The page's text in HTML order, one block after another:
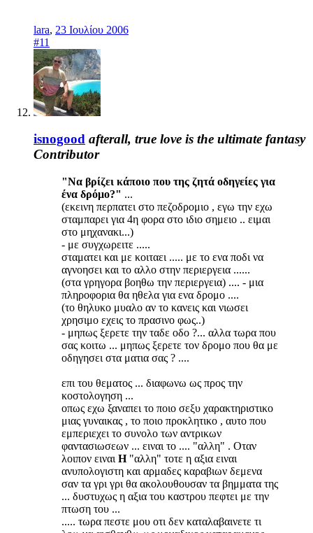
lara, 23 Ιουλίου 2006
#11
isnogood afterall, true love is the ultimate fantasy
Contributor
"Να βρίζει κάποιο που της ζητά οδηγείες για
ένα δρόμο?" ...
(εκεινη περπατει στο πεζοδρομιο , εγω την εχω
σταμπαρει για 4η φορα στο ιδιο σημειο .. ειμαι
στο μηχανακι...)
- με συγχωρειτε .....
σταματει και με κοιταει ..... με το ενα ποδι να
αγνοησει και το αλλο στην περιεργεια ......
(στα γρηγορα βοηθω την περιεργεια) .... - μια
πληροφορια θα ηθελα για ενα δρομο ....
(το θηλυκο μυαλο αν το κανεις και νιωσει
χρησιμο εχεις το πρασινο φως..)
- μηπως ξερετε την ταδε οδο ?... αλλα τωρα που
σας κοιτω ... μηπως ξερετε τον δρομο που θα με
οδηγησει στα ματια σας ? ....
επι του θεματος ... διαφωνω ως προς την
κοστολογηση ...
οπως εχω ξαναπει το ποιο σεξυ χαρακτηριστικο
μιας γυναικας , το ποιο προκλητικο , αυτο που
εμπεριεχει το συνολο των αντρικων
φαντασιωσεων ... ειναι το .... "αλλη" . Οταν
λοιπον ειναι Η"αλλη" τοτε η αξια ειναι
ανυπολογιστη και αρμαδες καραβιων δεμενα
σαν τα γρι γρι θα ακολουθουσαν τα βημματα της
... δυστυχως η αξια του καστρου πεφτει με την
πτωση του ...
..... τωρα πεστε μου οτι δεν καταλαβαινετε τι